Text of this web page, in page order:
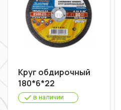
Круг обдирочный
180*6*22
в наличии